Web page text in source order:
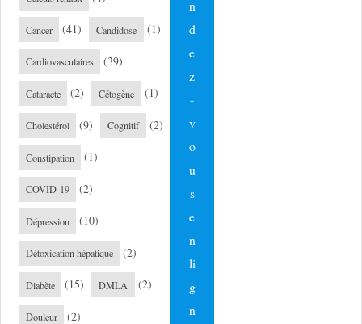
Cancer (41) Candidose (1)
Cardiovasculaires (39)
Cataracte (2) Cétogène (1)
Cholestérol (9) Cognitif (2)
Constipation (1)
COVID-19 (2)
Dépression (10)
Détoxication hépatique (2)
Diabète (15) DMLA (2)
Douleur (2)
n
d
e
z
-
v
o
u
s
e
n
li
g
n